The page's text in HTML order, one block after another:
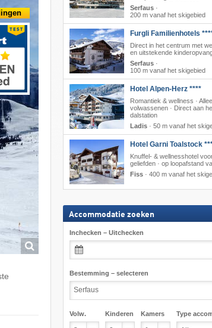
Serfaus·
200 m vanaf het skigebied
Furgli Familienhotels
Direct in het centrum met
en uitstekende
Serfaus·
100 m vanaf het skigebied
Hotel Alpen-Herz ****
Romantiek & wellness ·
volwassenen · Direct aan
dalstation
Ladis· 50 m vanaf het
Hotel Garni Toalstock
Knuffel- & wellnesshotel
geliefden · op loopafstand
Fiss· 400 m vanaf het
Accommodatie zoeken
Inchecken – Uitchecken
Bestemming – selecteren
Volw. Kinderen Kamers Type